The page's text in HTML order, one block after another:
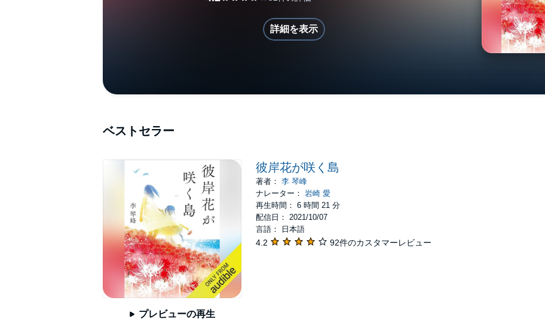
詳細を表示
ベストセラー
プレビューの再生
彼岸花が咲く島
著者： 李 琴峰
ナレーター： 岩崎 愛
再生時間： 6 時間 21 分
配信日： 2021/10/07
言語： 日本語
4.2 92件のカスタマーレビュー